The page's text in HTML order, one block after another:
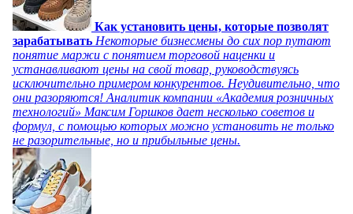
Как установить цены, которые позволят
зарабатывать Некоторые бизнесмены до сих пор путают
понятие маржи с понятием торговой наценки и
устанавливают цены на свой товар, руководствуясь
исключительно примером конкурентов. Неудивительно, что
они разоряются! Аналитик компании «Академия розничных
технологий» Максим Горшков дает несколько советов и
формул, с помощью которых можно установить не только
не разорительные, но и прибыльные цены.